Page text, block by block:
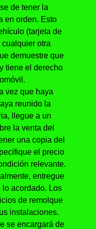
de tener la
en orden. Esto
(tarjeta de
otra
demuestre que
tiene el derecho
vez que haya
reunido la
llegue a un
la venta del
una copia del
el precio
relevante.
entregue
acordado. Los
de remolque
instalaciones.
se encargará de